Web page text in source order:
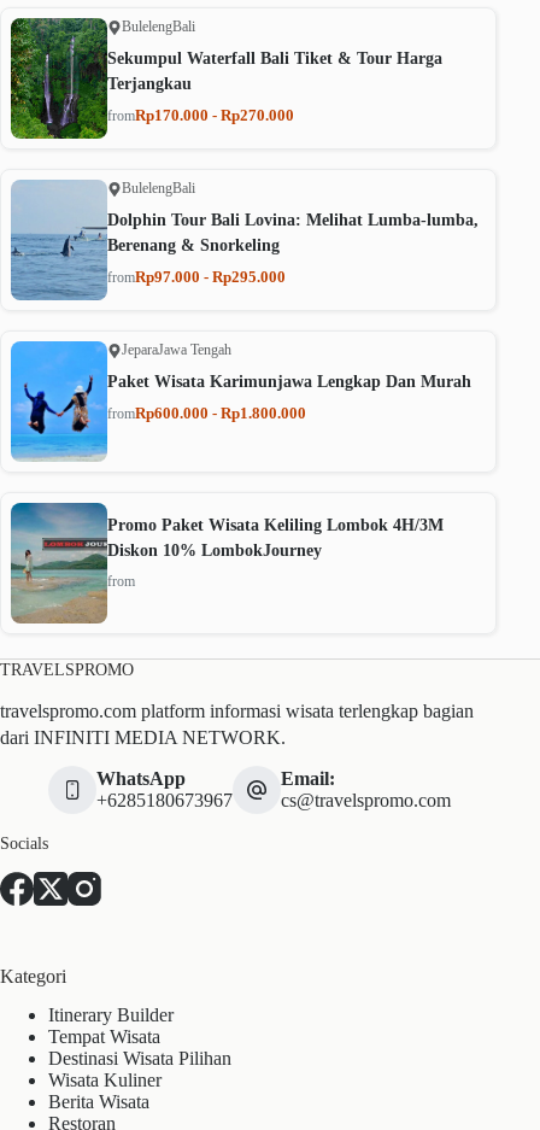
BulelengBali
Sekumpul Waterfall Bali Tiket & Tour Harga
Terjangkau
fromRp170.000 - Rp270.000
BulelengBali
Dolphin Tour Bali Lovina: Melihat Lumba-lumba,
Berenang & Snorkeling
fromRp97.000 - Rp295.000
JeparaJawa Tengah
Paket Wisata Karimunjawa Lengkap Dan Murah
fromRp600.000 - Rp1.800.000
Promo Paket Wisata Keliling Lombok 4H/3M
Diskon 10% LombokJourney
from
TRAVELSPROMO
travelspromo.com platform informasi wisata terlengkap bagian
dari INFINITI MEDIA NETWORK.
WhatsApp
+6285180673967
Email:
cs@travelspromo.com
Socials
Kategori
Itinerary Builder
Tempat Wisata
Destinasi Wisata Pilihan
Wisata Kuliner
Berita Wisata
Restoran